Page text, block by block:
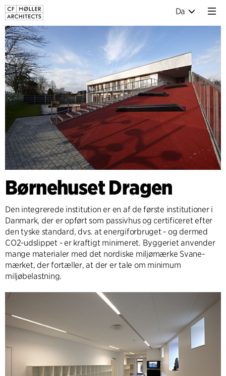
Da
Børnehuset Dragen
Den integrerede institution er en af de første institutioner i
Danmark, der er opført som passivhus og certificeret efter
den tyske standard, dvs. at energiforbruget - og dermed
CO2-udslippet - er kraftigt minimeret. Byggeriet anvender
mange materialer med det nordiske miljømærke Svane-
mærket, der fortæller, at der er tale om minimum
miljøbelastning.